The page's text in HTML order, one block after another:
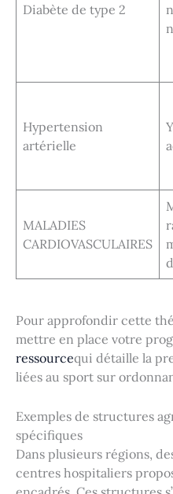
Diabète de type 2
Hypertension
artérielle
MALADIES
CARDIOVASCULAIRES
Pour approfondir cette
mettre en place votre
ressourcequi détaille la
liées au sport sur
Exemples de structures
spécifiques
Dans plusieurs régions,
centres hospitaliers